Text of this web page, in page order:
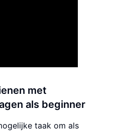
met
als beginner
taak om als